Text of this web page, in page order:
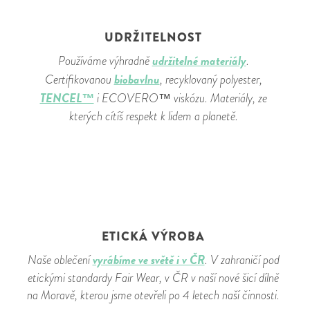
UDRŽITELNOST
Používáme výhradněudržitelné materiály.
Certifikovanou biobavlnu, recyklovaný polyester,
TENCEL™ i ECOVERO™ viskózu. Materiály, ze
kterých cítíš respekt k lidem a planetě.
ETICKÁ VÝROBA
Naše oblečenívyrábíme ve světě i v ČR. V zahraničí pod
etickými standardy Fair Wear, v ČR v naší nové šicí dílně
na Moravě, kterou jsme otevřeli po 4 letech naší činnosti.